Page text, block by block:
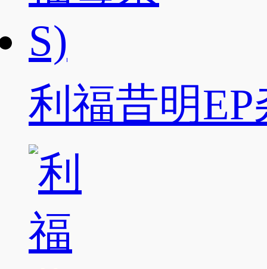
利福昔明